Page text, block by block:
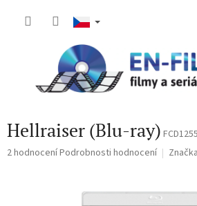
Hellraiser (Blu-ray) FCD1255
Průměrné
2 hodnoceníPodrobnosti hodnocení